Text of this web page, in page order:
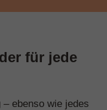
für jede
ebenso wie jedes